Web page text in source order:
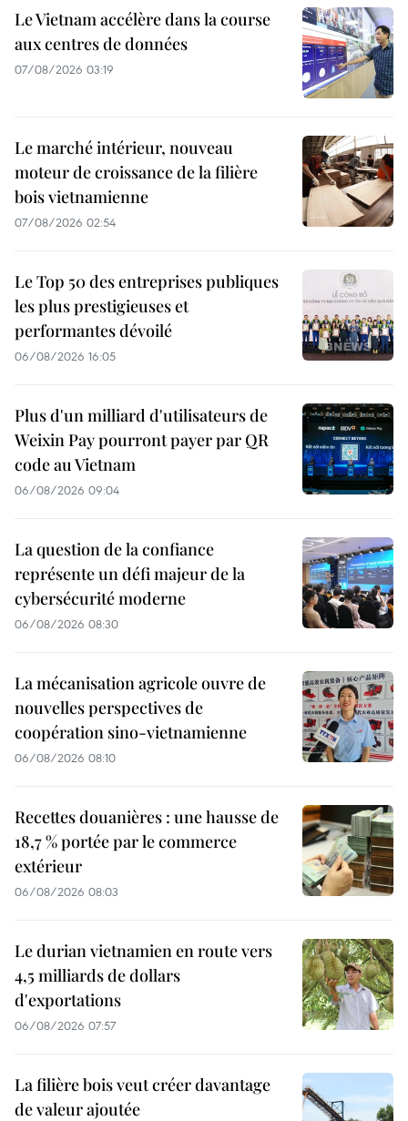
Le Vietnam accélère dans la course
aux centres de données
07/08/2026 03:19
Le marché intérieur, nouveau
moteur de croissance de la filière
bois vietnamienne
07/08/2026 02:54
Le Top 50 des entreprises publiques
les plus prestigieuses et
performantes dévoilé
06/08/2026 16:05
Plus d'un milliard d'utilisateurs de
Weixin Pay pourront payer par QR
code au Vietnam
06/08/2026 09:04
La question de la confiance
représente un défi majeur de la
cybersécurité moderne
06/08/2026 08:30
La mécanisation agricole ouvre de
nouvelles perspectives de
coopération sino-vietnamienne
06/08/2026 08:10
Recettes douanières : une hausse de
18,7 % portée par le commerce
extérieur
06/08/2026 08:03
Le durian vietnamien en route vers
4,5 milliards de dollars
d'exportations
06/08/2026 07:57
La filière bois veut créer davantage
de valeur ajoutée